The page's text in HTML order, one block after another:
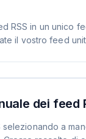
RSS in un unico
il vostro feed
dei feed
selezionando a